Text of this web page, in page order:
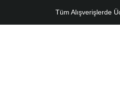
Tüm Alışverişlerde